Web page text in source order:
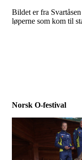
Bildet er fra
løperne som kom til
Norsk O-festival